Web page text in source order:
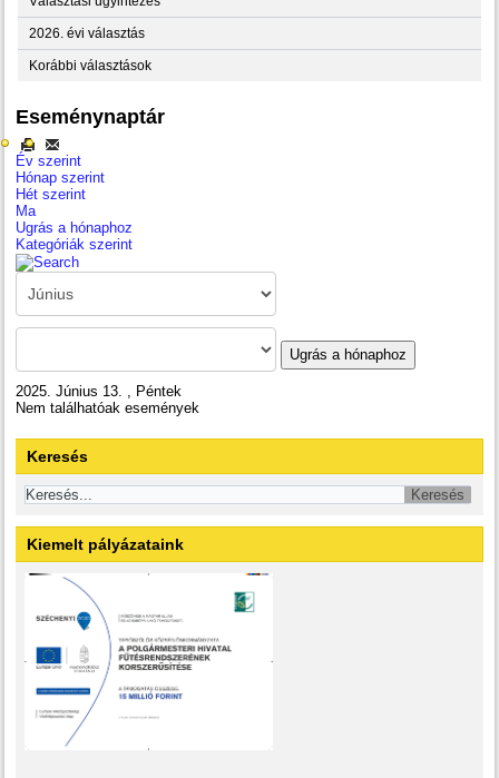
2026. évi választás
Korábbi választások
Eseménynaptár
Év szerint
Hónap szerint
Hét szerint
Ma
Ugrás a hónaphoz
Kategóriák szerint
Ugrás a hónaphoz
2025. Június 13. , Péntek
Nem találhatóak események
Keresés
Kiemelt pályázataink